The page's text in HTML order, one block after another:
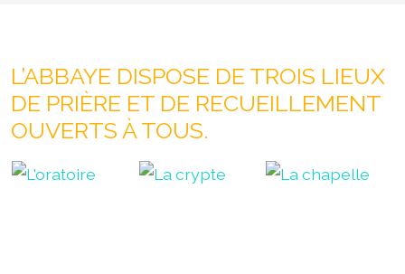
L’ABBAYE DISPOSE DE TROIS LIEUX
DE PRIÈRE ET DE RECUEILLEMENT
OUVERTS À TOUS.